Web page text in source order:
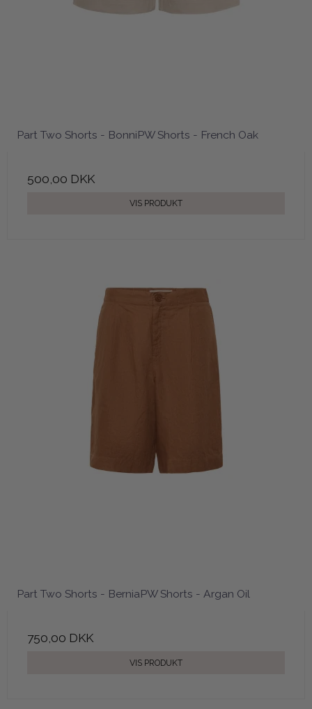
Part Two Shorts - BonniPW Shorts - French Oak
500,00 DKK
VIS PRODUKT
Part Two Shorts - BerniaPW Shorts - Argan Oil
750,00 DKK
VIS PRODUKT